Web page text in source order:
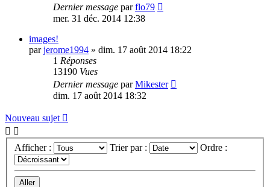
Dernier message parflo79
mer. 31 déc. 2014 12:38
images!
parjerome1994 » dim. 17 août 2014 18:22
1 Réponses
13190 Vues
Dernier message parMikester
dim. 17 août 2014 18:32
Nouveau sujet
Afficher : Trier par : Ordre :